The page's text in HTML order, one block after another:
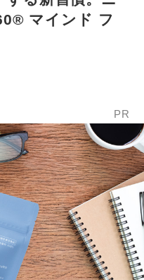
マインド フ
PR